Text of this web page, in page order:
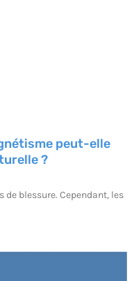
peut-elle
?
de blessure. Cependant, les